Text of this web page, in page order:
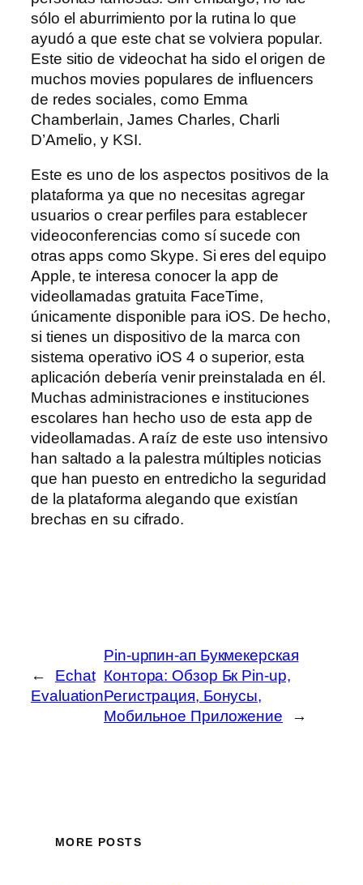
sólo el aburrimiento por la rutina lo que
ayudó a que este chat se volviera popular.
Este sitio de videochat ha sido el origen de
muchos movies populares de influencers
de redes sociales, como Emma
Chamberlain, James Charles, Charli
D’Amelio, y KSI.
Este es uno de los aspectos positivos de la
plataforma ya que no necesitas agregar
usuarios o crear perfiles para establecer
videoconferencias como sí sucede con
otras apps como Skype. Si eres del equipo
Apple, te interesa conocer la app de
videollamadas gratuita FaceTime,
únicamente disponible para iOS. De hecho,
si tienes un dispositivo de la marca con
sistema operativo iOS 4 o superior, esta
aplicación debería venir preinstalada en él.
Muchas administraciones e instituciones
escolares han hecho uso de esta app de
videollamadas. A raíz de este uso intensivo
han saltado a la palestra múltiples noticias
que han puesto en entredicho la seguridad
de la plataforma alegando que existían
brechas en su cifrado.
←
Echat
Evaluation
Pin-upпин-ап Букмекерская
Контора: Обзор Бк Pin-up,
Регистрация, Бонусы,
Мобильное Приложение
→
MORE POSTS